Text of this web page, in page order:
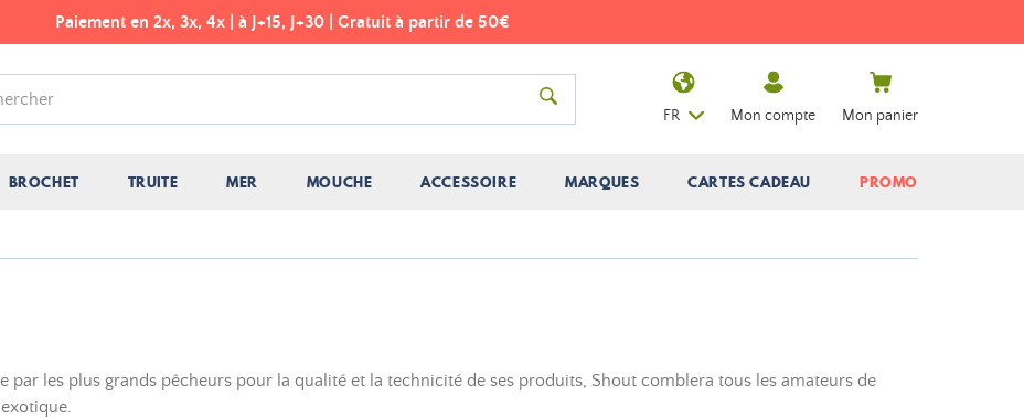
Paiement en 2x, 3x, 4x | à J+15, J+30 | Gratuit à partir de 50€
BROCHET TRUITE MER MOUCHE ACCESSOIRE MARQUES CARTES CADEAU PROMO
FR Mon compte Mon panier
par les plus grands pêcheurs pour la qualité et la technicité de ses produits, Shout comblera tous les amateurs de